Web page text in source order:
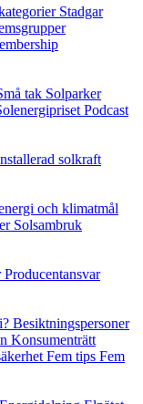
Stadgar
tak Solparker
Podcast
solkraft
och klimatmål
Solsambruk
Producentansvar
Besiktningspersoner
Konsumenträtt
Fem tips Fem